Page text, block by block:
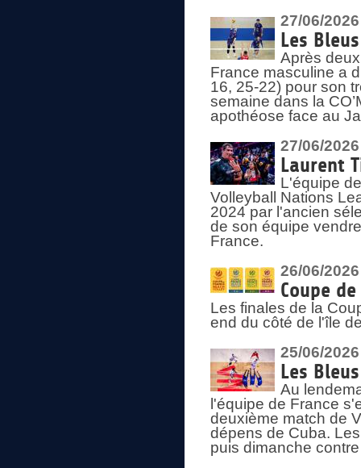
27/06/2026
Les
Après
France masculine a
16, 25-22) pour son
semaine dans la
apothéose face au
27/06/2026
Laurent
L'équipe
Volleyball Nations
2024 par l'ancien
de son équipe
France.
26/06/2026
Coupe
Les finales de la
end du côté de l'île
25/06/2026
Les
Au
l'équipe de France
deuxième match de
dépens de Cuba.
puis dimanche